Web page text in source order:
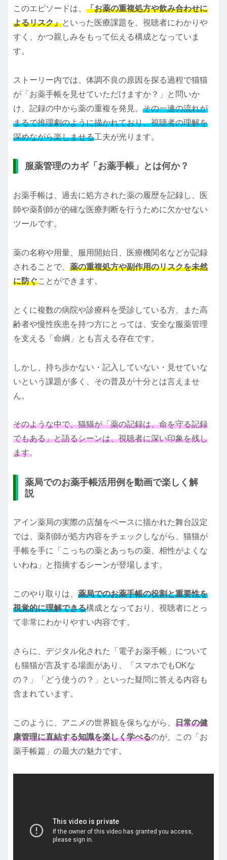
このエピソードは、 「お薬の重複処方や飲み合わせに
よるリスク」といった医療課題を、視聴者にわかりや
すく、かつ親しみをもって伝える構成となっていま
す。
ストーリー内では、体調不良の原因を探る過程で猫猫
が「お薬手帳を見せていただけますか？」と問いか
け、記録の中から薬の重複を発見。 その一連の流れが
まるで推理劇のように描かれており、視聴者の理解を
深めながら楽しませる工夫が光ります。
服薬管理のカギ「お薬手帳」とは何か？
お薬手帳は、過去に処方された薬の履歴を記録し、医
師や薬剤師が的確な医療判断を行うために欠かせない
ツールです。
薬の名称や用量、服用開始日、医療機関名などが記録
されることで、 薬の重複処方や副作用のリスクを未然
に防ぐことができます。
とくに複数の病院や診療科を受診している方、また高
齢者や慢性疾患を持つ方にとっては、安全な服薬管理
を支える「命綱」とも言える存在です。
しかし、持ち歩かない・記入していない・見せていな
いという課題が多く、その普及が十分とは言えませ
ん。
そのような中で、猫猫が「薬の記録は、命を守る記録
でもある」と語るシーンは、視聴者に深い印象を残し
ます。
薬局でのお薬手帳活用例を動画で楽しく解
説
アイン薬局の実際の店舗をベースに描かれた舞台設定
では、薬剤師が処方内容をチェックしながら、猫猫が
手帳を手に「こっちの薬とあっちの薬、相性がよくな
いわね」と指摘するシーンが登場します。
このやり取りは、 薬局でのお薬手帳の役割と重要性を
視覚的に理解できる構成となっており、視聴者にとっ
て非常にわかりやすい内容です。
さらに、デジタル化された「電子お薬手帳」について
も猫猫が言及する場面があり、「スマホでもOKな
の？」「どう使うの？」といった疑問に答える内容も
含まれています。
このように、アニメの世界観を保ちながら、 日常の健
康管理に直結する知識を楽しく学べるのが、この「お
薬手帳篇」の最大の魅力です。